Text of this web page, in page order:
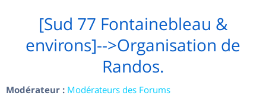
[Sud 77 Fontainebleau &
environs]-->Organisation de
Randos.
Modérateur : Modérateurs des Forums